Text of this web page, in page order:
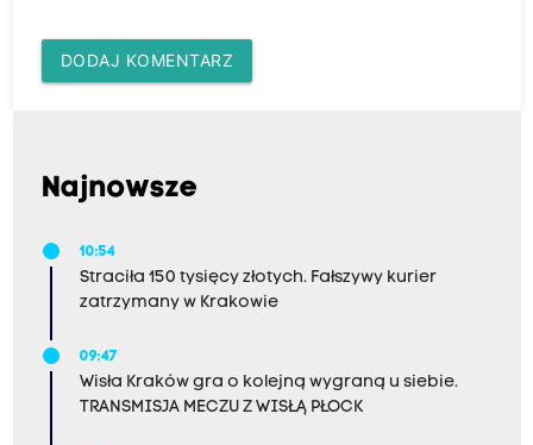
DODAJ KOMENTARZ
Najnowsze
10:54
Straciła 150 tysięcy złotych. Fałszywy kurier
zatrzymany w Krakowie
09:47
Wisła Kraków gra o kolejną wygraną u siebie.
TRANSMISJA MECZU Z WISŁĄ PŁOCK